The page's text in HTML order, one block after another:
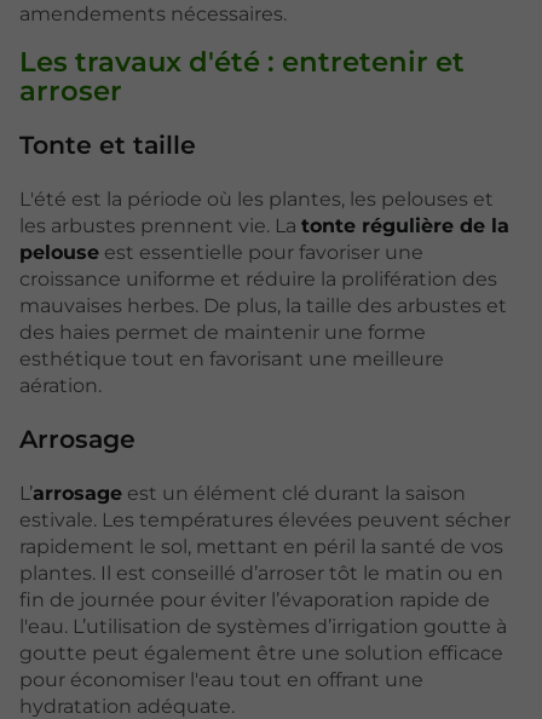
amendements nécessaires.
Les travaux d'été : entretenir et
arroser
Tonte et taille
L'été est la période où les plantes, les pelouses et
les arbustes prennent vie. La tonte régulière de la
pelouse est essentielle pour favoriser une
croissance uniforme et réduire la prolifération des
mauvaises herbes. De plus, la taille des arbustes et
des haies permet de maintenir une forme
esthétique tout en favorisant une meilleure
aération.
Arrosage
L’arrosage est un élément clé durant la saison
estivale. Les températures élevées peuvent sécher
rapidement le sol, mettant en péril la santé de vos
plantes. Il est conseillé d’arroser tôt le matin ou en
fin de journée pour éviter l’évaporation rapide de
l'eau. L’utilisation de systèmes d’irrigation goutte à
goutte peut également être une solution efficace
pour économiser l'eau tout en offrant une
hydratation adéquate.